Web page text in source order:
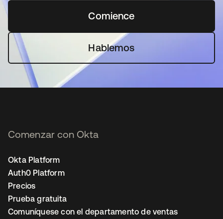
Comiencese abre en una pestaña
Hablemos
Comenzar con Okta
Okta Platform
Auth0 Platform
Precios
Prueba gratuita
Comuníquese con el departamento de ventas